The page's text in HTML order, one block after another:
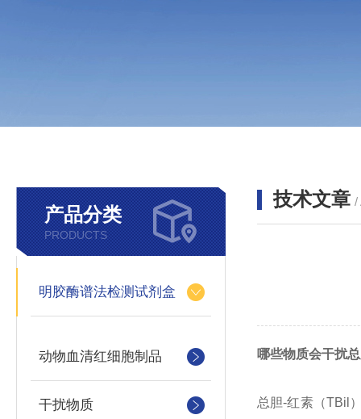
产品分类
PRODUCTS
明胶酶谱法检测试剂盒
动物血清红细胞制品
干扰物质
技术文章 /
哪些物质会干扰
总胆-红素（TBil